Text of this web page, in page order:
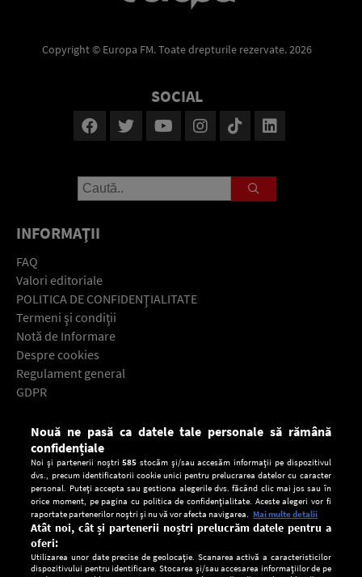
Copyright © Europa FM. Toate drepturile rezervate. 2026
SOCIAL
INFORMAŢII
FAQ
Valori editoriale
POLITICA DE CONFIDENŢIALITATE
Termeni şi condiţii
Notă de Informare
Despre cookies
Regulament general
GDPR
Descarcă gratuit aplicaţia Europa FM pentru smartphone:
Nouă ne pasă ca datele tale personale să rămână
confidențiale
Noi și partenerii noștri585 stocăm și/sau accesăm informații pe dispozitivul
dvs., precum identificatorii cookie unici pentru prelucrarea datelor cu caracter
personal. Puteți accepta sau gestiona alegerile dvs. făcând clic mai jos sau în
orice moment, pe pagina cu politica de confidențialitate. Aceste alegeri vor fi
raportate partenerilor noștri și nu vă vor afecta navigarea. Mai multe detalii
Atât noi, cât și partenerii noștri prelucrăm datele pentru a
oferi:
Utilizarea unor date precise de geolocație. Scanarea activă a caracteristicilor
dispozitivului pentru identificare. Stocarea și/sau accesarea informațiilor de pe